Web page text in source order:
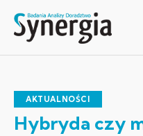
AKTUALNOŚCI
Hybryda czy